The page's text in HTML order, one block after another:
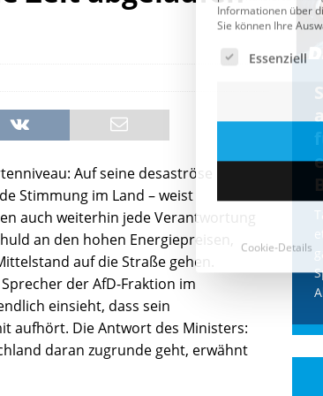
Auf seine desaströse
Stimmung im Land – weist
auch weiterhin jede Verantwortung
an den hohen Energiepreisen,
auf die Straße gehen.
der AfD-Fraktion im
einsieht, dass sein
aufhört. Die Antwort des Ministers:
daran zugrunde geht, erwähnt
der Wahl wieder Afghanen
einfliegen: Zeit für ein
Asylmoratorium!
Die Bundesregierung und die CDU
halten die Wähler für dumm! Weil die
Stimmung wegen der von Afghanen
verübten Anschläge kippte, wurden die
Flüge vor der[...]